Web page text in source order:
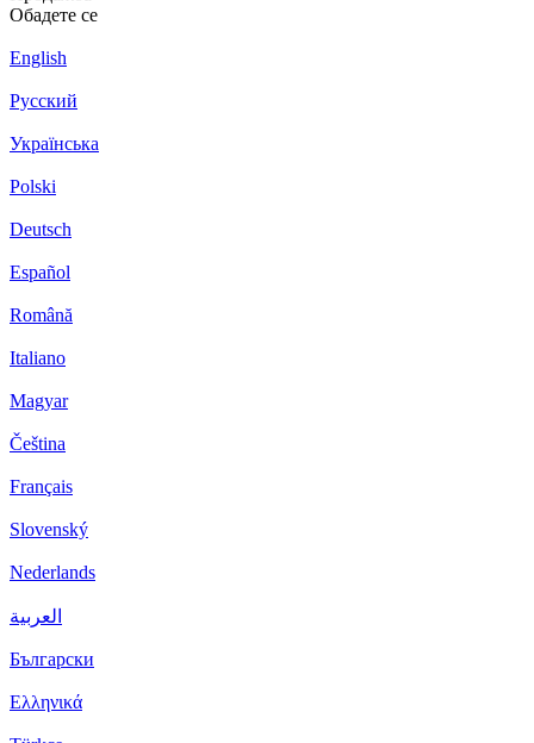
Обадете се
English
Русский
Українська
Polski
Deutsch
Español
Română
Italiano
Magyar
Čeština
Français
Slovenský
Nederlands
العربية
Български
Ελληνικά